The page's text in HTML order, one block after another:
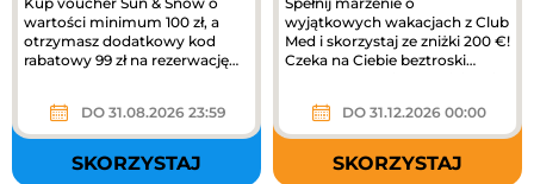
wartości minimum 100 zł, a
otrzymasz dodatkowy kod
rabatowy 99 zł na rezerwację
DO 31.08.2026 23:59
SKORZYSTAJ
wyjątkowych wakacjach z Club
Med i skorzystaj ze zniżki 200 €!
Czeka na Ciebie beztroski
DO 31.12.2026 00:00
SKORZYSTAJ